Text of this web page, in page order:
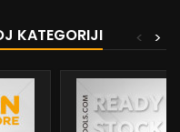
KATEGORIJI >
<